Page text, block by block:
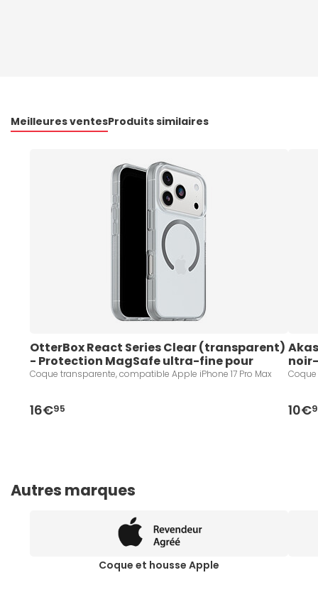
Meilleures ventesProduits similaires
OtterBox React Series Clear (transparent)
- Protection MagSafe ultra-fine pour
iPhone 17 Pro Max
Coque transparente, compatible Apple iPhone 17 Pro Max
16€95 10€
Autres marques
Coque et housse Apple